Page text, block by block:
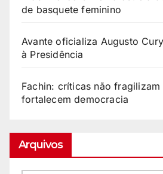
de basquete feminino
Avante oficializa Augusto
à Presidência
Fachin: críticas não fragilizam
fortalecem democracia
Arquivos